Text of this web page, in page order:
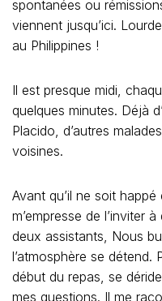
deux assistants, Nous
l’atmosphère se détend.
mes questions. Il me
don de guérisseur lors
dans les tribus
« opérations » guidées
chapelle, ses devoirs
Espirita Christina
J’avais cru qu’il suffirait
de voire pour croire,